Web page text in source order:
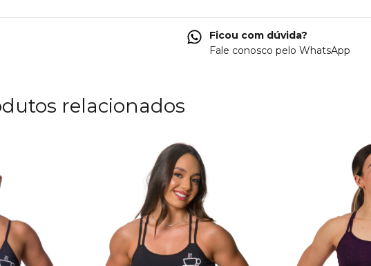
Ficou com dúvida?
Fale conosco pelo WhatsApp
relacionados